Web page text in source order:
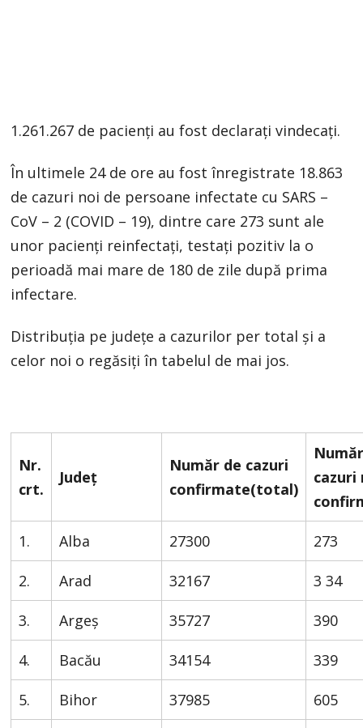
1.261.267 de pacienți au fost declarați vindecați.
În ultimele 24 de ore au fost înregistrate 18.863
de cazuri noi de persoane infectate cu SARS –
CoV – 2 (COVID – 19), dintre care 273 sunt ale
unor pacienți reinfectați, testați pozitiv la o
perioadă mai mare de 180 de zile după prima
infectare.
Distribuția pe județe a cazurilor per total și a
celor noi o regăsiți în tabelul de mai jos.
Nr.
crt.
Județ
Număr de cazuri
confirmate(total)
cazuri
1. Alba 27300 273
2. Arad 32167 3 34
3. Argeș 35727 390
4. Bacău 34154 339
5. Bihor 37985 605